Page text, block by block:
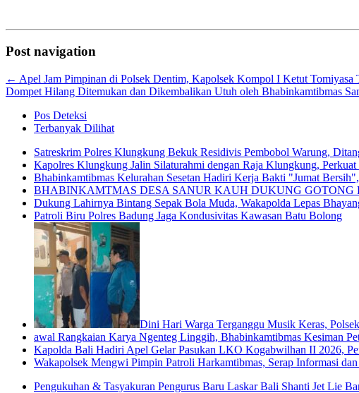
Post navigation
← Apel Jam Pimpinan di Polsek Dentim, Kapolsek Kompol I Ketut Tomiyasa
Dompet Hilang Ditemukan dan Dikembalikan Utuh oleh Bhabinkamtibmas
Pos Deteksi
Terbanyak Dilihat
Satreskrim Polres Klungkung Bekuk Residivis Pembobol Warung,
Kapolres Klungkung Jalin Silaturahmi dengan Raja Klungkung, Perkuat
Bhabinkamtibmas Kelurahan Sesetan Hadiri Kerja Bakti "Jumat
BHABINKAMTMAS DESA SANUR KAUH DUKUNG
Dukung Lahirnya Bintang Sepak Bola Muda, Wakapolda Lepas
Patroli Biru Polres Badung Jaga Kondusivitas Kawasan Batu Bolong
Dini Hari Warga Terganggu Musik Keras,
awal Rangkaian Karya Ngenteg Linggih, Bhabinkamtibmas Kesiman
Kapolda Bali Hadiri Apel Gelar Pasukan LKO Kogabwilhan II 2026,
Wakapolsek Mengwi Pimpin Patroli Harkamtibmas, Serap Informasi
Pengukuhan & Tasyakuran Pengurus Baru Laskar Bali Shanti Jet Lie